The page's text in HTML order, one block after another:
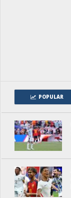
POPULAR